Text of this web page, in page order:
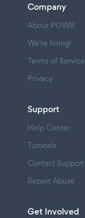
Company
About POWR
We're hiring!
Terms of Service
Privacy
Support
Help Center
Tutorials
Contact Support
Report Abuse
Get Involved